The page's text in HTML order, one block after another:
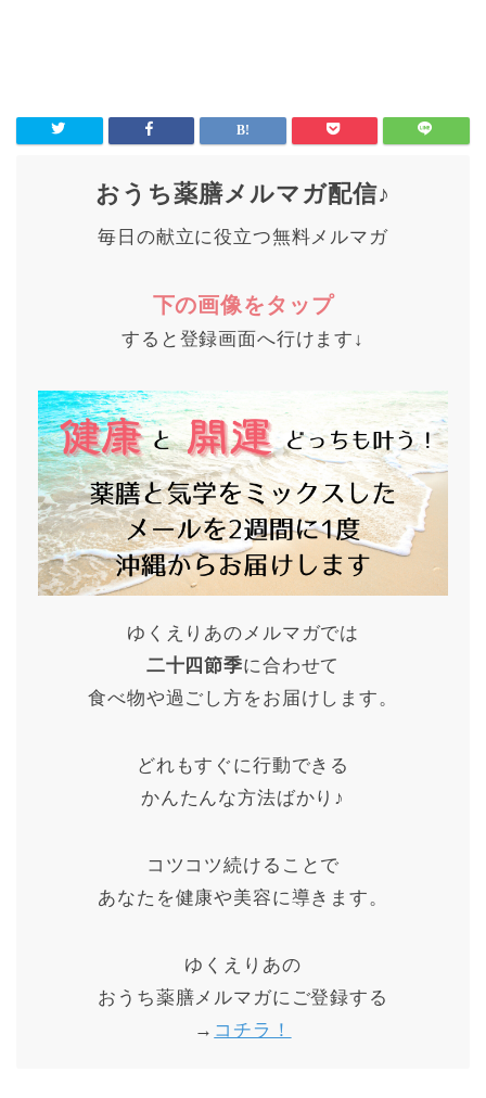
おうち薬膳メルマガ配信♪
毎日の献立に役立つ無料メルマガ
下の画像をタップ
すると登録画面へ行けます↓
ゆくえりあのメルマガでは
二十四節季に合わせて
食べ物や過ごし方をお届けします。
どれもすぐに行動できる
かんたんな方法ばかり♪
コツコツ続けることで
あなたを健康や美容に導きます。
ゆくえりあの
おうち薬膳メルマガにご登録する
→ コチラ！